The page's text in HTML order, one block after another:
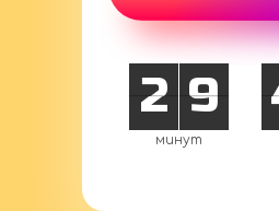
3
2
2
3 0
9
9
0
минут